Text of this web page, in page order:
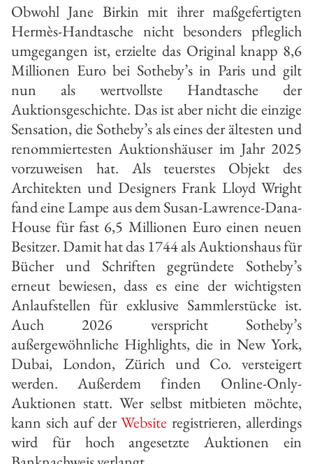
Obwohl Jane Birkin mit ihrer maßgefertigten
Hermès-Handtasche nicht besonders pfleglich
umgegangen ist, erzielte das Original knapp 8,6
Millionen Euro bei Sotheby’s in Paris und gilt
nun als wertvollste Handtasche der
Auktionsgeschichte. Das ist aber nicht die einzige
Sensation, die Sotheby’s als eines der ältesten und
renommiertesten Auktionshäuser im Jahr 2025
vorzuweisen hat. Als teuerstes Objekt des
Architekten und Designers Frank Lloyd Wright
fand eine Lampe aus dem Susan-Lawrence-Dana-
House für fast 6,5 Millionen Euro einen neuen
Besitzer. Damit hat das 1744 als Auktionshaus für
Bücher und Schriften gegründete Sotheby’s
erneut bewiesen, dass es eine der wichtigsten
Anlaufstellen für exklusive Sammlerstücke ist.
Auch 2026 verspricht Sotheby’s
außergewöhnliche Highlights, die in New York,
Dubai, London, Zürich und Co. versteigert
werden. Außerdem finden Online-Only-
Auktionen statt. Wer selbst mitbieten möchte,
kann sich auf derWebsite registrieren, allerdings
wird für hoch angesetzte Auktionen ein